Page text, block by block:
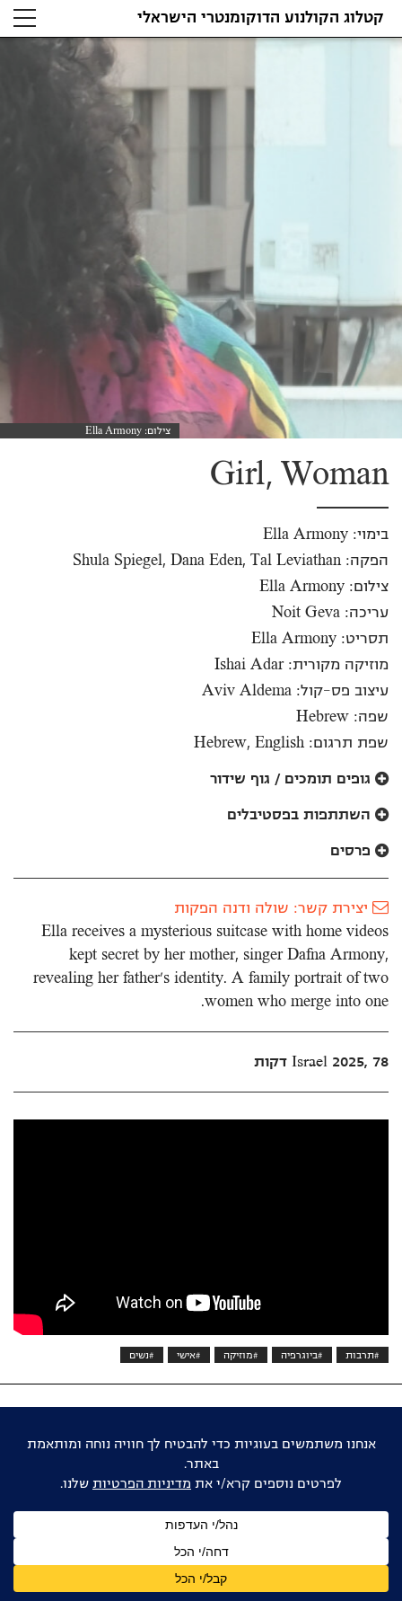
קטלוג הקולנוע הדוקומנטרי הישראלי
צילום: Ella Armony
Girl, Woman
בימוי: Ella Armony
הפקה: Shula Spiegel, Dana Eden, Tal Leviathan
צילום: Ella Armony
עריכה: Noit Geva
תסריט: Ella Armony
מוזיקה מקורית: Ishai Adar
עיצוב פס-קול: Aviv Aldema
שפה: Hebrew
שפת תרגום: Hebrew, English
גופים תומכים / גוף שידור
השתתפות בפסטיבלים
פרסים
יצירת קשר: שולה ודנה הפקות
Ella receives a mysterious suitcase with home videos
kept secret by her mother, singer Dafna Armony,
revealing her father's identity. A family portrait of two
women who merge into one.
Israel 2025, 78 דקות
#תרבות #ביוגרפיה #מוזיקה #אישי #נשים
אוהבים דוקו ישראלי?
הישארו מעודכנים
שם
מלא
כתובת
דואר